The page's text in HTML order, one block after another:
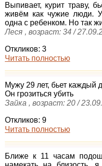
Выпивает, курит траву,
живём как чужие люди.
одна с ребенком. Но так
Леся , возраст: 34 /
Откликов: 3
Читать полностью
Мужу 29 лет, бьет каждый
Он грозиться убить
Зайка , возраст: 20 /
Откликов: 9
Читать полностью
Ближе к 11 часам